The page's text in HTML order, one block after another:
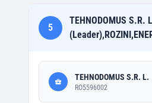
5
TEHNODOMUS S.R.
TEHNODOMUS S.R. L.
RO5596002